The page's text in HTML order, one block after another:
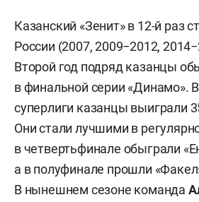
Казанский «Зенит» в 12-й раз
России (2007, 2009−2012,
Второй год подряд казанцы
в финальной серии «Динамо».
суперлиги казанцы выиграли
Они стали лучшими в
в четвертьфинале обыграли
а в полуфинале прошли
В нынешнем сезоне команда